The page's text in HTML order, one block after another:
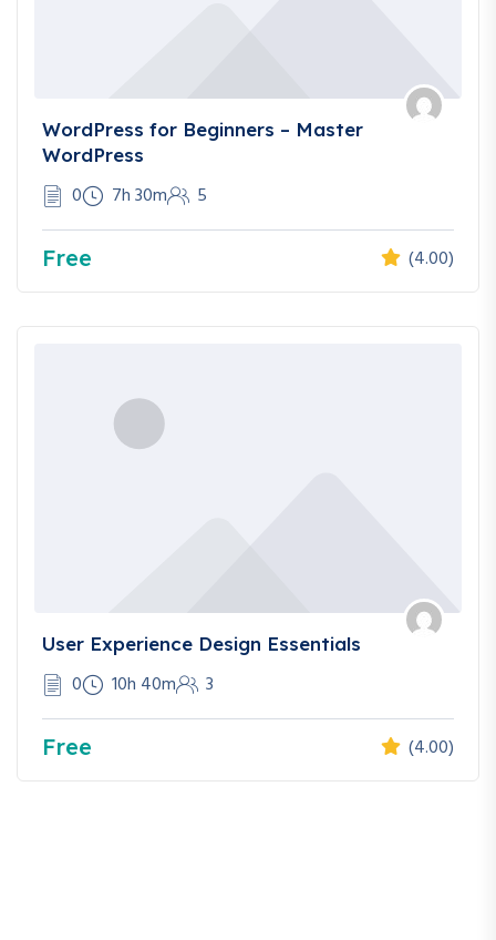
WordPress for Beginners – Master
WordPress
0 7h 30m 5
Free (4.00)
User Experience Design Essentials
0 10h 40m 3
Free (4.00)